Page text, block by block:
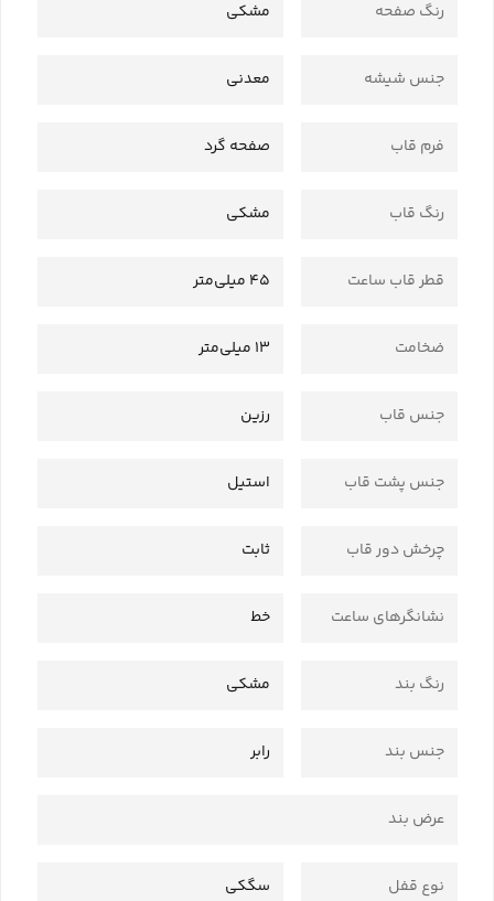
رنگ صفحه مشکی
جنس شیشه معدنی
فرم قاب صفحه گرد
رنگ قاب مشکی
قطر قاب ساعت 45 میلی‌متر
ضخامت 13 میلی‌متر
جنس قاب رزین
جنس پشت قاب استیل
چرخش دور قاب ثابت
نشانگرهای ساعت خط
رنگ بند مشکی
جنس بند رابر
عرض بند
نوع قفل سگکی